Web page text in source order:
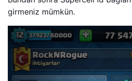
girmeniz mümkün.